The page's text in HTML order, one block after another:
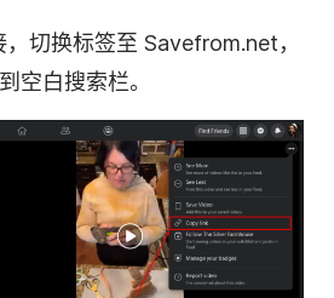
切换标签至 Savefrom.net，
空白搜索栏。